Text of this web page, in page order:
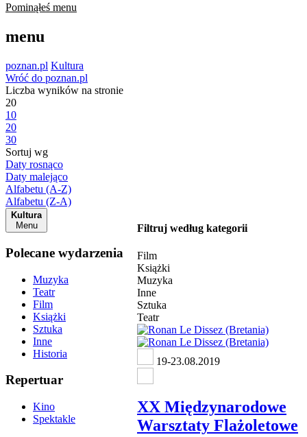
Pominąłeś menu
menu
poznan.pl Kultura
Wróć do poznan.pl
Liczba wyników na stronie
20
10
20
30
Sortuj wg
Daty rosnąco
Daty malejąco
Alfabetu (A-Z)
Alfabetu (Z-A)
Kultura
Menu
Polecane wydarzenia
Muzyka
Teatr
Film
Książki
Sztuka
Inne
Historia
Repertuar
Kino
Spektakle
Filtruj według kategorii
Film
Książki
Muzyka
Inne
Sztuka
Teatr
19-23.08.2019
XX Międzynarodowe
Warsztaty Flażoletowe